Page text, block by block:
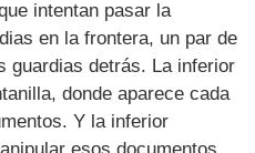
intentan pasar la
en la frontera, un par de
guardias detrás. La inferior
donde aparece cada
Y la inferior